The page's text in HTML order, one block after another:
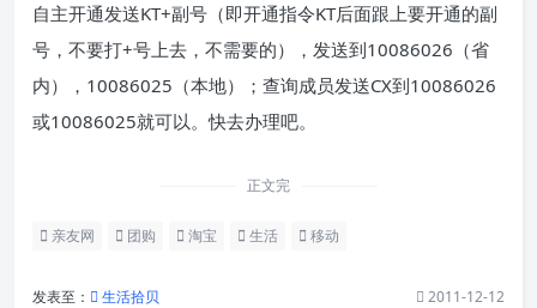
自主开通发送KT+副号（即开通指令KT后面跟上要开通的副
号，不要打+号上去，不需要的），发送到10086026（省
内），10086025（本地）；查询成员发送CX到10086026
或10086025就可以。快去办理吧。
正文完
亲友网 团购 淘宝 生活 移动
发表至： 生活拾贝 2011-12-12